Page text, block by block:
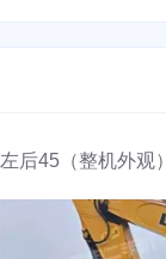
左后45（整机外观）